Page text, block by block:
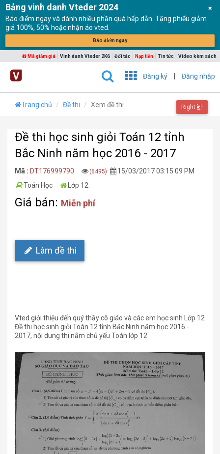
Bảng vinh danh Vteder 2024
Báo điểm ngay và dành nhiều phần quà hấp dẫn. Tặng phiếu giảm
giá 100%, 50% hoặc nhận áo vted.
Báo điểm ngay
Mã giảm giá Vinh danh Vteder 2K6 Đối tác Nạp tiền Tin tức Video kèm sách
Đăng ký Đăng nhập
Trang chủ Đề thi Xem đề thi Right
Đề thi học sinh giỏi Toán 12 tỉnh
Bắc Ninh năm học 2016 - 2017
Mã : DT176999790 (6495)
15/03/2017 03:15:09 PM
Toán Học
Lớp 12
Giá bán: Miễn phí
Làm đề thi
Vted giới thiệu đến quý thầy cô giáo và các em học sinh Lớp 12
Đề thi học sinh giỏi Toán 12 tỉnh Bắc Ninh năm học 2016 -
2017, nội dung thi nằm chủ yếu Toán lớp 12